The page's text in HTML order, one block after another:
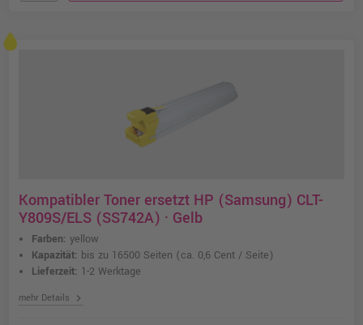
Kompatibler Toner ersetzt HP (Samsung) CLT-
Y809S/ELS (SS742A) · Gelb
Farben: yellow
Kapazität: bis zu 16500 Seiten (ca. 0,6 Cent / Seite)
Lieferzeit: 1-2 Werktage
mehr Details chevron_right